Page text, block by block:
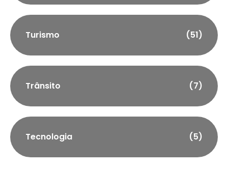
Turismo (51)
Trânsito (7)
Tecnologia (5)